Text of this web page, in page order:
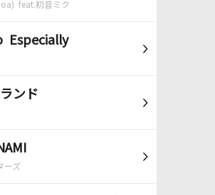
feat.初音ミク
Especially
ンド
ーズ